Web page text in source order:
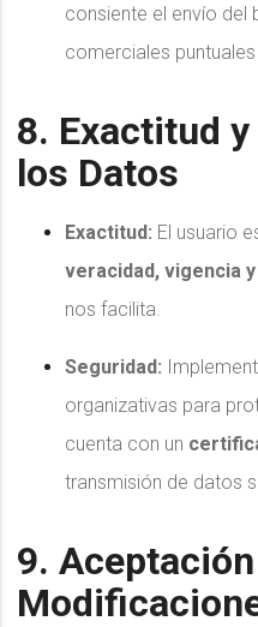
consiente el envío del
comerciales
8. Exactitud
los Datos
Exactitud: El usuario
veracidad, vigencia
nos facilita.
Seguridad:
organizativas para
cuenta con un
transmisión de datos
9.